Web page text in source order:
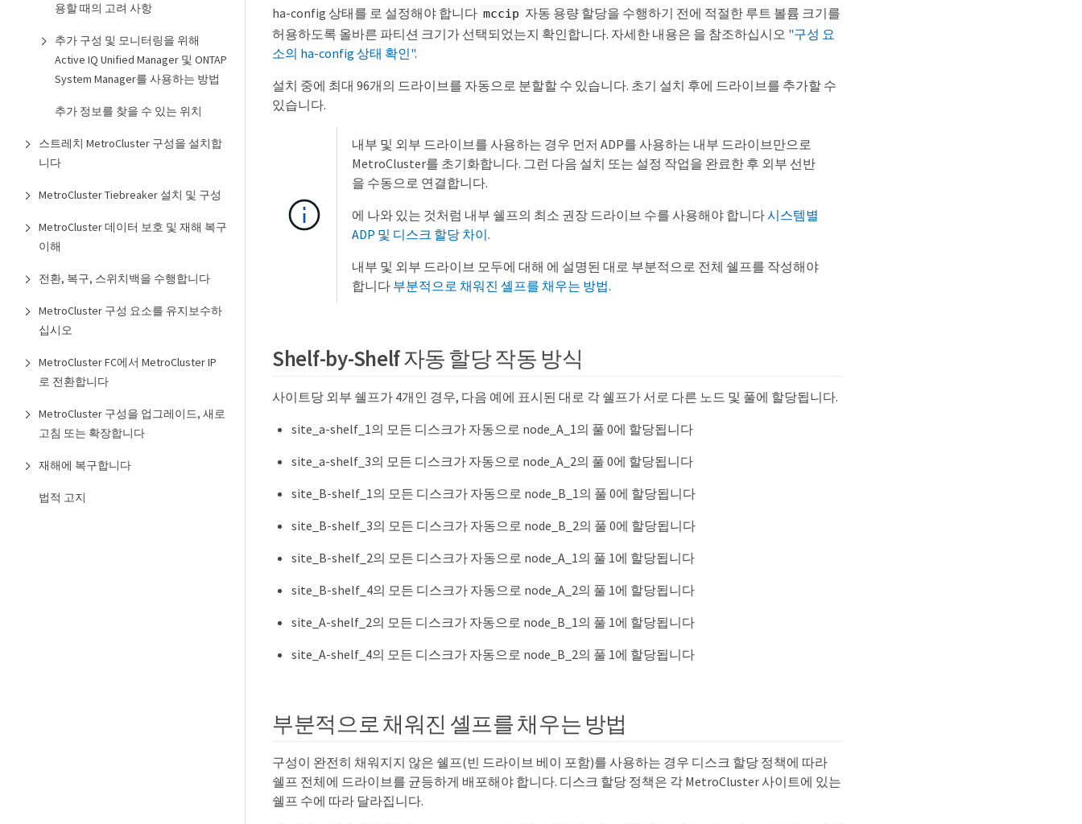
용할 때의 고려 사항
추가 구성 및 모니터링을 위해
Active IQ Unified Manager 및 ONTAP
System Manager를 사용하는 방법
추가 정보를 찾을 수 있는 위치
스트레치 MetroCluster 구성을 설치합
니다
MetroCluster Tiebreaker 설치 및 구성
MetroCluster 데이터 보호 및 재해 복구
이해
전환, 복구, 스위치백을 수행합니다
MetroCluster 구성 요소를 유지보수하
십시오
MetroCluster FC에서 MetroCluster IP
로 전환합니다
MetroCluster 구성을 업그레이드, 새로
고침 또는 확장합니다
재해에 복구합니다
법적 고지
ha-config 상태를 로 설정해야 합니다 mccip 자동 용량 할당을 수행하기 전에 적절한 루트 볼륨 크기를
허용하도록 올바른 파티션 크기가 선택되었는지 확인합니다. 자세한 내용은 을 참조하십시오 "구성 요
소의 ha-config 상태 확인".
설치 중에 최대 96개의 드라이브를 자동으로 분할할 수 있습니다. 초기 설치 후에 드라이브를 추가할 수
있습니다.
내부 및 외부 드라이브를 사용하는 경우 먼저 ADP를 사용하는 내부 드라이브만으로
MetroCluster를 초기화합니다. 그런 다음 설치 또는 설정 작업을 완료한 후 외부 선반
을 수동으로 연결합니다.
에 나와 있는 것처럼 내부 쉘프의 최소 권장 드라이브 수를 사용해야 합니다시스템별
ADP 및 디스크 할당 차이.
내부 및 외부 드라이브 모두에 대해 에 설명된 대로 부분적으로 전체 쉘프를 작성해야
합니다 부분적으로 채워진 셸프를 채우는 방법.
Shelf-by-Shelf 자동 할당 작동 방식
사이트당 외부 쉘프가 4개인 경우, 다음 예에 표시된 대로 각 쉘프가 서로 다른 노드 및 풀에 할당됩니다.
site_a-shelf_1의 모든 디스크가 자동으로 node_A_1의 풀 0에 할당됩니다
site_a-shelf_3의 모든 디스크가 자동으로 node_A_2의 풀 0에 할당됩니다
site_B-shelf_1의 모든 디스크가 자동으로 node_B_1의 풀 0에 할당됩니다
site_B-shelf_3의 모든 디스크가 자동으로 node_B_2의 풀 0에 할당됩니다
site_B-shelf_2의 모든 디스크가 자동으로 node_A_1의 풀 1에 할당됩니다
site_B-shelf_4의 모든 디스크가 자동으로 node_A_2의 풀 1에 할당됩니다
site_A-shelf_2의 모든 디스크가 자동으로 node_B_1의 풀 1에 할당됩니다
site_A-shelf_4의 모든 디스크가 자동으로 node_B_2의 풀 1에 할당됩니다
부분적으로 채워진 셸프를 채우는 방법
구성이 완전히 채워지지 않은 쉘프(빈 드라이브 베이 포함)를 사용하는 경우 디스크 할당 정책에 따라
쉘프 전체에 드라이브를 균등하게 배포해야 합니다. 디스크 할당 정책은 각 MetroCluster 사이트에 있는
쉘프 수에 따라 달라집니다.